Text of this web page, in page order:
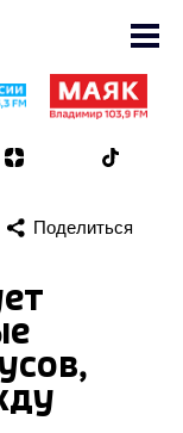
Поделиться